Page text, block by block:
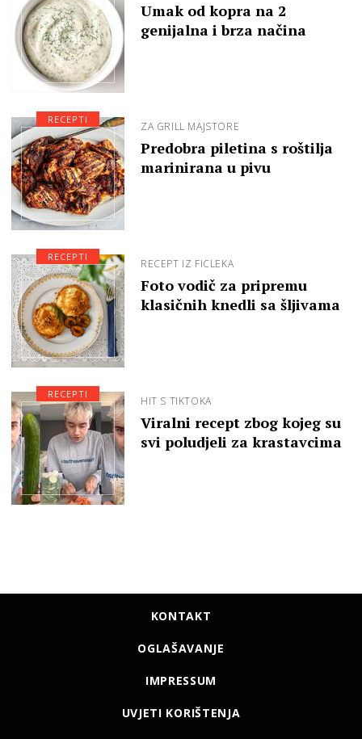
Umak od kopra na 2
genijalna i brza načina
ZA GRILL MAJSTORE
Predobra piletina s roštilja
marinirana u pivu
RECEPTI
RECEPT IZ FICLEKA
Foto vodič za pripremu
klasičnih knedli sa šljivama
RECEPTI
HIT S TIKTOKA
Viralni recept zbog kojeg su
svi poludjeli za krastavcima
RECEPTI
KONTAKT
OGLAŠAVANJE
IMPRESSUM
UVJETI KORIŠTENJA